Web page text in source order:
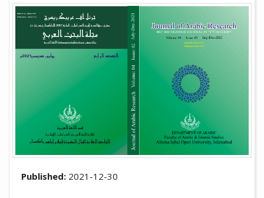
Published: 2021-12-30